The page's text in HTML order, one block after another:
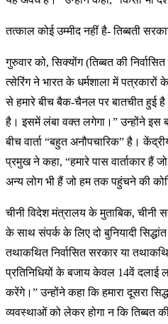
तत्काल कोई उम्मीद नहीं है- तिब्बती
गुरुवार को, सिक्योंग (तिब्बत की
त्सेरिंग ने भारत के धर्मशाला में
से हमारे बीच बैक-चैनल पर बातचीत हुई
है। इसमें लंबा वक्त लगेगा।” उन्होंने इस
बीच वार्ता “बहुत अनौपचारिक” है।
प्रमुख ने कहा, “हमारे पास वार्ताकार हैं
अन्य लोग भी हैं जो हम तक पहुंचने की
चीनी विदेश मंत्रालय के मुताबिक, चीनी
के साथ संपर्क के लिए दो बुनियादी
तथाकथित निर्वासित सरकार या
प्रतिनिधियों के बजाय केवल 14वें दलाई
करेंगे।” उन्होंने कहा कि हमारा दूसरा
व्यवस्थाओं को लेकर होगा न कि तिब्बत